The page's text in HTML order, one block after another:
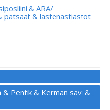
& ARA/
patsaat & lastenastiastot
& Pentik & Kerman savi &